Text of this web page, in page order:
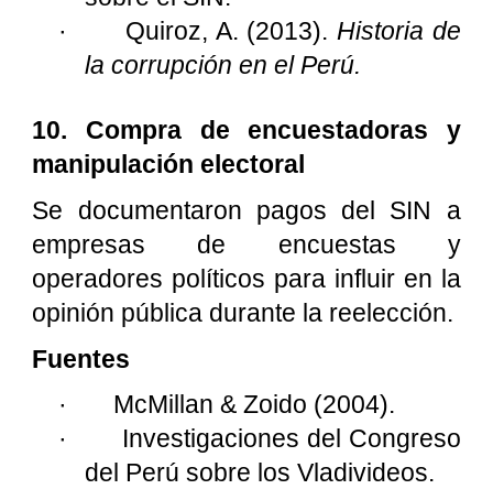
·
Quiroz, A. (2013). Historia de
la corrupción en el Perú.
10. Compra de encuestadoras y
manipulación electoral
Se documentaron pagos del SIN a
empresas de encuestas y
operadores políticos para influir en la
opinión pública durante la reelección.
Fuentes
·
McMillan & Zoido (2004).
·
Investigaciones del Congreso
del Perú sobre los Vladivideos.